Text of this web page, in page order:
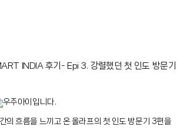
INDIA 후기- Epi 3. 강렬했던 첫 인도 방문기
우주아이입니다.
의 흐름을 느끼고 온 올라프의 첫 인도 방문기 3편을